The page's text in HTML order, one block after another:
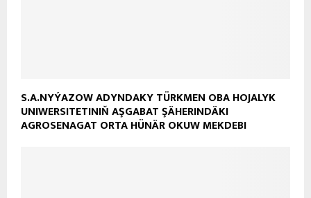
S.A.NYÝAZOW ADYNDAKY TÜRKMEN OBA HOJALYK
UNIWERSITETINIŇ AŞGABAT ŞÄHERINDÄKI
AGROSENAGAT ORTA HÜNÄR OKUW MEKDEBI